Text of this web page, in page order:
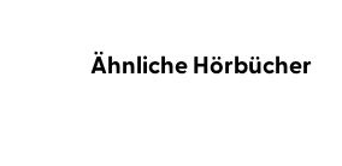
Ähnliche Hörbücher